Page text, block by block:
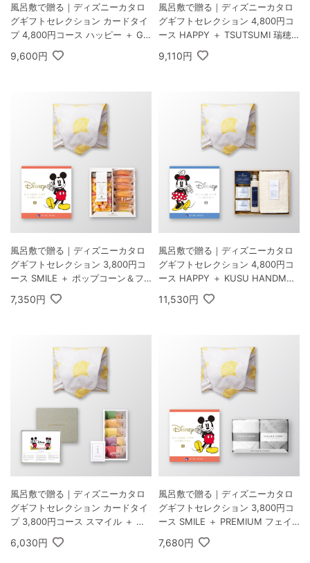
風呂敷で贈る｜ディズニーカタロ
グギフトセレクション カードタイ
プ 4,800円コース ハッピー ＋ GO
DIVA ゴディバ ラングドシャクッ
キーアソートメント 30枚入
9,600円
風呂敷で贈る｜ディズニーカタロ
グギフトセレクション 4,800円コ
ース HAPPY ＋ TSUTSUMI 瑞穂
9,110円
風呂敷で贈る｜ディズニーカタロ
グギフトセレクション 3,800円コ
ース SMILE ＋ ポップコーン＆フ
ルーツバームセットA
7,350円
風呂敷で贈る｜ディズニーカタロ
グギフトセレクション 4,800円コ
ース HAPPY ＋ KUSU HANDMAD
E くすのきアロマ バスギフトセッ
ト C
11,530円
風呂敷で贈る｜ディズニーカタロ
グギフトセレクション カードタイ
プ 3,800円コース スマイル ＋ オ
ーシャンテール 極バームセット A
6,030円
風呂敷で贈る｜ディズニーカタロ
グギフトセレクション 3,800円コ
ース SMILE ＋ PREMIUM フェイ
スタオル2枚
7,680円